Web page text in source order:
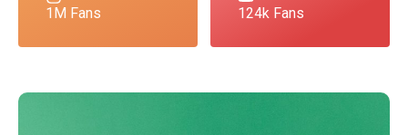
1M Fans 124k Fans